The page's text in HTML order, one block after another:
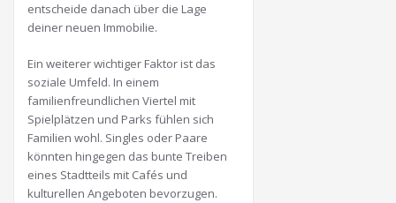
entscheide danach über die Lage
deiner neuen Immobilie.
Ein weiterer wichtiger Faktor ist das
soziale Umfeld. In einem
familienfreundlichen Viertel mit
Spielplätzen und Parks fühlen sich
Familien wohl. Singles oder Paare
könnten hingegen das bunte Treiben
eines Stadtteils mit Cafés und
kulturellen Angeboten bevorzugen.